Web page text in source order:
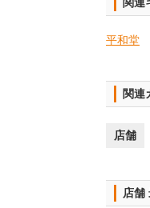
関連
平和堂
関連
店舗
店舗